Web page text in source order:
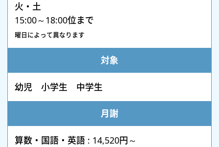
火・土
15:00～18:00位まで
曜日によって異なります
対象
幼児 小学生 中学生
月謝
算数・国語・英語 : 14,520円～